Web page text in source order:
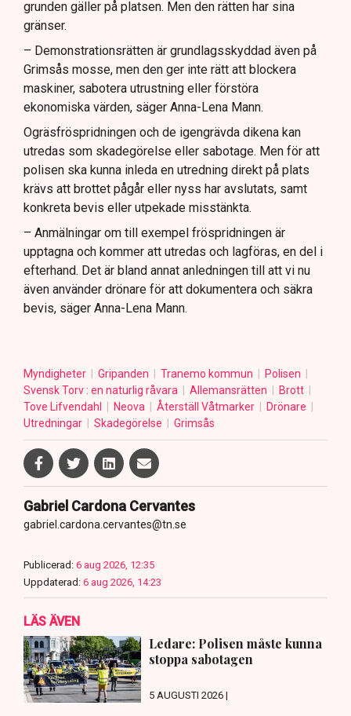
grunden gäller på platsen. Men den rätten har sina
gränser.
– Demonstrationsrätten är grundlagsskyddad även på
Grimsås mosse, men den ger inte rätt att blockera
maskiner, sabotera utrustning eller förstöra
ekonomiska värden, säger Anna-Lena Mann.
Ogräsfröspridningen och de igengrävda dikena kan
utredas som skadegörelse eller sabotage. Men för att
polisen ska kunna inleda en utredning direkt på plats
krävs att brottet pågår eller nyss har avslutats, samt
konkreta bevis eller utpekade misstänkta.
– Anmälningar om till exempel fröspridningen är
upptagna och kommer att utredas och lagföras, en del i
efterhand. Det är bland annat anledningen till att vi nu
även använder drönare för att dokumentera och säkra
bevis, säger Anna-Lena Mann.
Myndigheter Gripanden Tranemo kommun
Polisen
Svensk Torv : en naturlig råvara
Allemansrätten
Brott
Tove Lifvendahl
Neova Återställ Våtmarker
Drönare
Utredningar
Skadegörelse Grimsås
Gabriel Cardona Cervantes
gabriel.cardona.cervantes@tn.se
Publicerad: 6 aug 2026, 12:35
Uppdaterad: 6 aug 2026, 14:23
LÄS ÄVEN
Ledare: Polisen måste kunna
stoppa sabotagen
5 AUGUSTI 2026 |